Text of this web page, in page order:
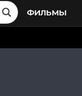
ФИЛЬМЫ